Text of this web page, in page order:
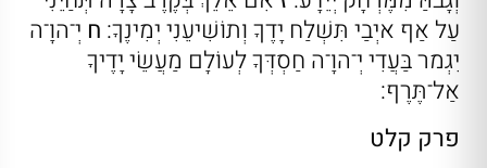
עַל אַף איְבַי תִּשְׁלַח יָדֶךָ וְתוֹשִׁיעֵנִי יְמִינֶךָ: ח יְ־הוָ־ה
יִגְמר בַּעֲדִי יְ־הוָ־ה חַסְדְּךָ לְעוֹלָם מַעֲשֵׂי יָדֶיךָ
אַל־תֶּרֶף:
פרק קלט